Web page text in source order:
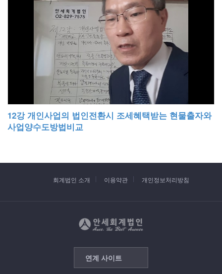
12강 개인사업의 법인전환시 조세혜택받는 현물출자와
사업양수도방법비교
회계법인 소개 이용약관 개인정보처리방침
연계 사이트